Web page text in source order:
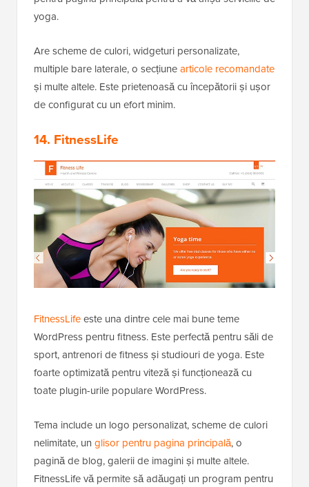
yoga.
Are scheme de culori, widgeturi personalizate,
multiple bare laterale, o secțiunearticole recomandate
și multe altele. Este prietenoasă cu începătorii și ușor
de configurat cu un efort minim.
14. FitnessLife
FitnessLifeeste una dintre cele mai bune teme
WordPress pentru fitness. Este perfectă pentru săli de
sport, antrenori de fitness și studiouri de yoga. Este
foarte optimizată pentru viteză și funcționează cu
toate plugin-urile populare WordPress.
Tema include un logo personalizat, scheme de culori
nelimitate, un glisor pentru pagina principală, o
pagină de blog, galerii de imagini și multe altele.
FitnessLife vă permite să adăugați un program pentru